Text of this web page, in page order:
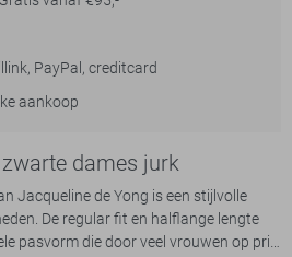
PayPal, creditcard
aankoop
dames jurk
Jacqueline de Yong is een stijlvolle
De regular fit en halflange lengte
pasvorm die door veel vrouwen op prijs